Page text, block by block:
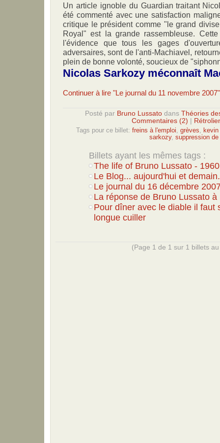
Un article ignoble du Guardian traitant
été commenté avec une satisfaction
critique le président comme "le grand
Royal" est la grande rassembleuse.
l'évidence que tous les gages
adversaires, sont de l'anti-Machiavel,
plein de bonne volonté, soucieux de
Nicolas Sarkozy méconnaît
Continuer à lire "Le journal du 11 novembre 2007"
Posté par Bruno Lussato dans Théories
Commentaires (2)
Tags pour ce billet: freins à l'emploi grèves
sarkozy, suppression
Billets ayant les mêmes tags :
The life of Bruno Lussato -
Le Blog... aujourd'hui et
Le journal du 16 décembre
La réponse de Bruno Lussato
Pour dîner avec le diable il faut
longue cuiller
(Page 1 de 1 sur 1 billets